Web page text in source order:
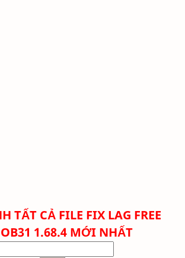
TẤT CẢ FILE FIX LAG FREE
1.68.4 MỚI NHẤT